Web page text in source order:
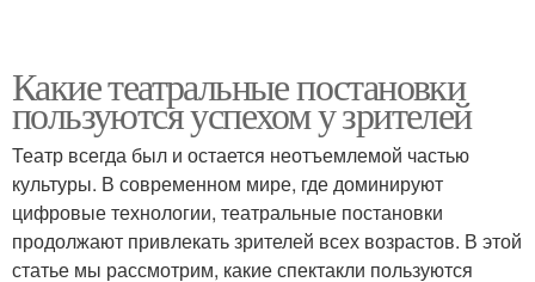
Какие театральные постановки
пользуются успехом у зрителей
Театр всегда был и остается неотъемлемой частью
культуры. В современном мире, где доминируют
цифровые технологии, театральные постановки
продолжают привлекать зрителей всех возрастов. В этой
статье мы рассмотрим, какие спектакли пользуются